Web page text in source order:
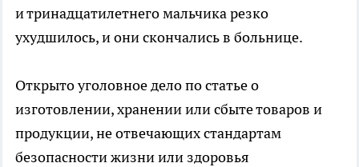
и тринадцатилетнего мальчика резко
ухудшилось, и они скончались в больнице.
Открыто уголовное дело по статье о
изготовлении, хранении или сбыте товаров и
продукции, не отвечающих стандартам
безопасности жизни или здоровья